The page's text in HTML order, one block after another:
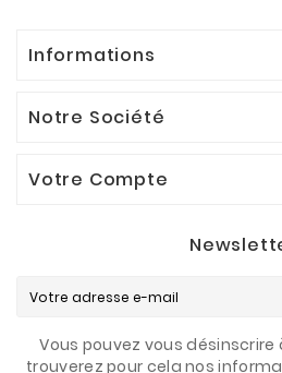
Informations
Notre Société
Votre Compte
Vous pouvez vous
trouverez pour cela nos